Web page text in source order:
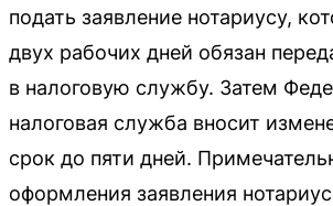
подать заявление нотариусу,
двух рабочих дней обязан
в налоговую службу. Затем
налоговая служба вносит
срок до пяти дней.
оформления заявления